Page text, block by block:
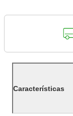
Características